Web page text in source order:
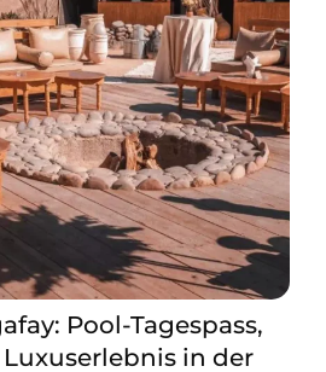
Pool-Tagespass,
in der